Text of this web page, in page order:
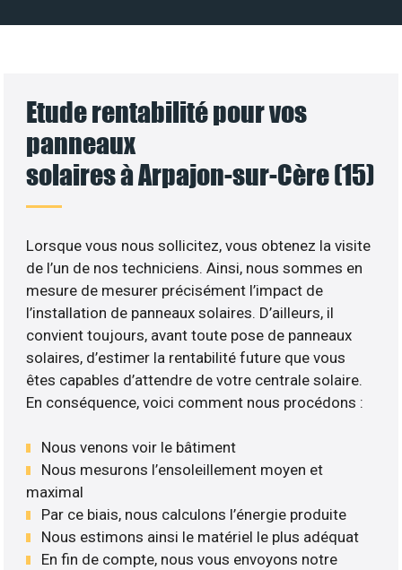
Etude rentabilité pour vos
panneaux
solaires à Arpajon-sur-Cère (15)
Lorsque vous nous sollicitez, vous obtenez la visite
de l’un de nos techniciens. Ainsi, nous sommes en
mesure de mesurer précisément l’impact de
l’installation de panneaux solaires. D’ailleurs, il
convient toujours, avant toute pose de panneaux
solaires, d’estimer la rentabilité future que vous
êtes capables d’attendre de votre centrale solaire.
En conséquence, voici comment nous procédons :
Nous venons voir le bâtiment
Nous mesurons l’ensoleillement moyen et
maximal
Par ce biais, nous calculons l’énergie produite
Nous estimons ainsi le matériel le plus adéquat
En fin de compte, nous vous envoyons notre